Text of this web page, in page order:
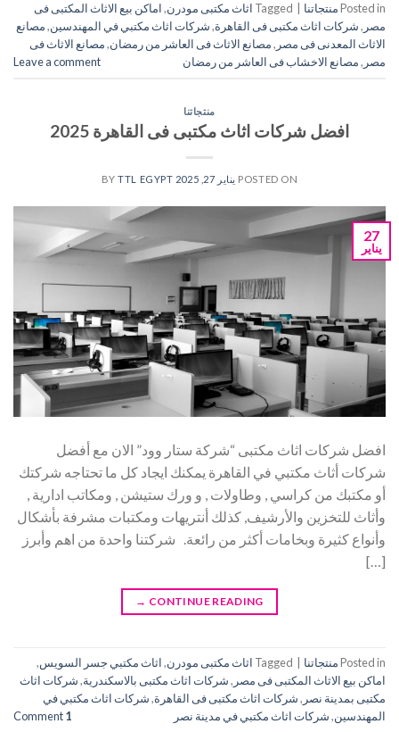
Posted inمنتجاتنا Tagged اثاث مكتبى مودرن,اماكن بيع الاثاث المكتبى فى
مصر ,شركات اثاث مكتبى فى القاهرة,شركات اثاث مكتبي في المهندسين,مصانع
الاثاث المعدنى فى مصر ,مصانع الاثاث فى العاشر من رمضان,مصانع الاثاث فى
مصر ,مصانع الاخشاب فى العاشر من رمضان Leave a comment
منتجاتنا
افضل شركات اثاث مكتبى فى القاهرة 2025
POSTED ON يناير 27, 2025 TTL EGYPT
27
يناير
افضل شركات اثاث مكتبى “شركة ستار وود” الان مع أفضل
شركات أثاث مكتبي في القاهرة يمكنك ايجاد كل ما تحتاجه شركتك
أو مكتبك من كراسي , وطاولات , و ورك ستيشن , ومكاتب ادارية ,
وأثاث للتخزين والأرشيف, كذلك أنتريهات ومكتبات مشرفة بأشكال
وأنواع كثيرة وبخامات أكثر من رائعة. شركتنا واحدة من اهم وأبرز
[…]
CONTINUE READING
→
Posted inمنتجاتنا Tagged اثاث مكتبى مودرن,اثاث مكتبي جسر السويس,
اماكن بيع الاثاث المكتبى فى مصر ,شركات اثاث مكتبى بالاسكندرية,شركات اثاث
مكتبى بمدينة نصر ,شركات اثاث مكتبى فى القاهرة,شركات اثاث مكتبي في
المهندسين,شركات اثاث مكتبي في مدينة نصر 1